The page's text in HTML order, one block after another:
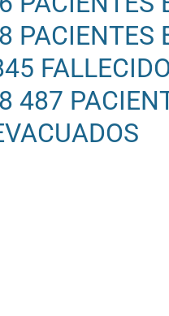
PACIENTES
487